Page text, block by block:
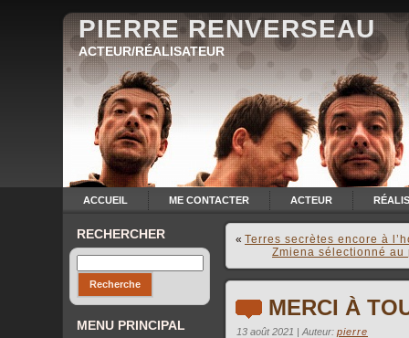
PIERRE RENVERSEAU
ACTEUR/RÉALISATEUR
ACCUEIL ME CONTACTER ACTEUR
RECHERCHER
MENU PRINCIPAL
« Terres secrètes encore à
Zmiena sélectionné
MERCI À
13 août 2021 | Auteur: pierre